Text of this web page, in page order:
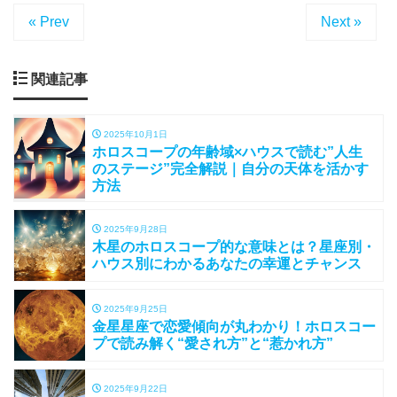
« Prev Next »
関連記事
2025年10月1日
ホロスコープの年齢域×ハウスで読む”人生
のステージ”完全解説｜自分の天体を活かす
方法
2025年9月28日
木星のホロスコープ的な意味とは？星座別・
ハウス別にわかるあなたの幸運とチャンス
2025年9月25日
金星星座で恋愛傾向が丸わかり！ホロスコー
プで読み解く“愛され方”と“惹かれ方”
2025年9月22日